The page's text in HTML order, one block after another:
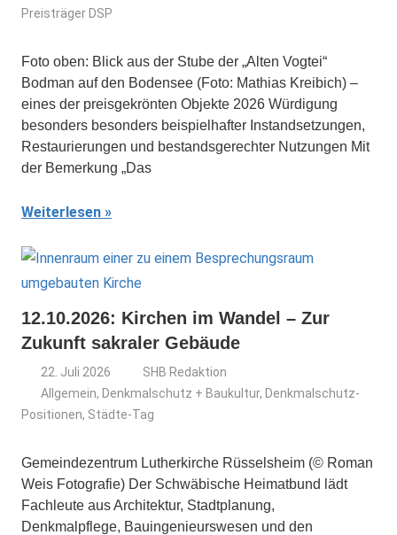
Preisträger DSP
Foto oben: Blick aus der Stube der „Alten Vogtei“
Bodman auf den Bodensee (Foto: Mathias Kreibich) –
eines der preisgekrönten Objekte 2026 Würdigung
besonders besonders beispielhafter Instandsetzungen,
Restaurierungen und bestandsgerechter Nutzungen Mit
der Bemerkung „Das
Weiterlesen
12.10.2026: Kirchen im Wandel – Zur
Zukunft sakraler Gebäude
22. Juli 2026
SHB Redaktion
Allgemein, Denkmalschutz + Baukultur, Denkmalschutz-
Positionen, Städte-Tag
Gemeindezentrum Lutherkirche Rüsselsheim (© Roman
Weis Fotografie) Der Schwäbische Heimatbund lädt
Fachleute aus Architektur, Stadtplanung,
Denkmalpflege, Bauingenieurswesen und den